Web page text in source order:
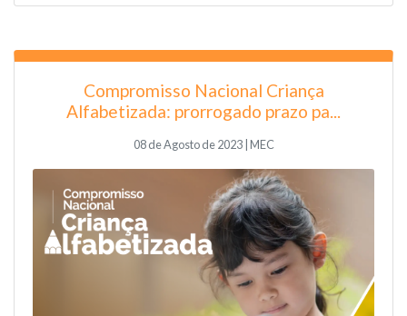
Compromisso Nacional Criança
Alfabetizada: prorrogado prazo pa...
08 de Agosto de 2023 | MEC